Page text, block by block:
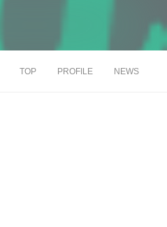
TOP PROFILE NEWS